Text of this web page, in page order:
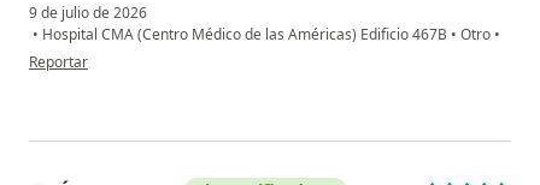
9 de julio de 2026
• Hospital CMA (Centro Médico de las Américas) Edificio 467B • Otro •
en opinión del usuario Fernando Villafaña
Reportar